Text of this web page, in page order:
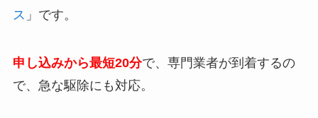
ス 」です。
申し込みから最短20分で、専門業者が到着するの
で、急な駆除にも対応。